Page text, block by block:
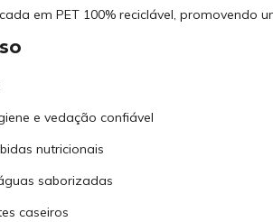
em PET 100% reciclável, promovendo
e vedação confiável
nutricionais
saborizadas
caseiros